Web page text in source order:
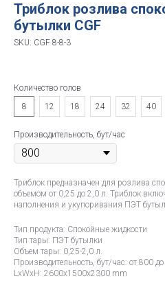
Триблок розлива
бутылки CGF
SKU: CGF 8-8-3
Количество голов
8
12 18 24 32 40
Производительность, бут/час
Триблок предназначен для розлива
объемом от 0,25 до 2,0 л. Триблок
наполнения и укупоривания ПЭТ
Тип продукта: Спокойные жидкости
Тип тары: ПЭТ бутылки
Объем тары: 0,25-2,0 л.
Производительность, бут/час: от 800
LxWxH: 2600x1500x2300 mm